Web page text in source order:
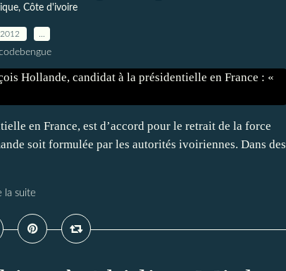
Côte d'ivoire
en France, est d’accord pour le retrait de la force
soit formulée par les autorités ivoiriennes. Dans des
la suite